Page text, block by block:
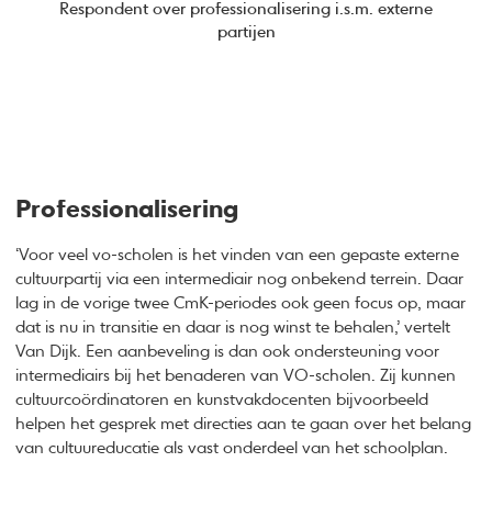
Respondent over professionalisering i.s.m. externe
partijen
Professionalisering
‘Voor veel vo-scholen is het vinden van een gepaste externe
cultuurpartij via een intermediair nog onbekend terrein. Daar
lag in de vorige twee CmK-periodes ook geen focus op, maar
dat is nu in transitie en daar is nog winst te behalen,’ vertelt
Van Dijk. Een aanbeveling is dan ook ondersteuning voor
intermediairs bij het benaderen van VO-scholen. Zij kunnen
cultuurcoördinatoren en kunstvakdocenten bijvoorbeeld
helpen het gesprek met directies aan te gaan over het belang
van cultuureducatie als vast onderdeel van het schoolplan.